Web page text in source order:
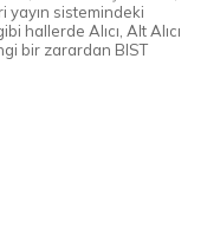
yayın sistemindeki
hallerde Alıcı, Alt Alıcı
bir zarardan BIST